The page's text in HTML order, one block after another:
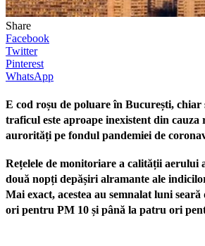
Share
Facebook
Twitter
Pinterest
WhatsApp
E cod roșu de poluare în București,
traficul este aproape inexistent din
aurorități pe fondul pandemiei de
Rețelele de monitoriare a calității aerului
două nopți depășiri alramante ale
Mai exact, acestea au semnalat luni seară
ori pentru PM 10 și până la patru ori